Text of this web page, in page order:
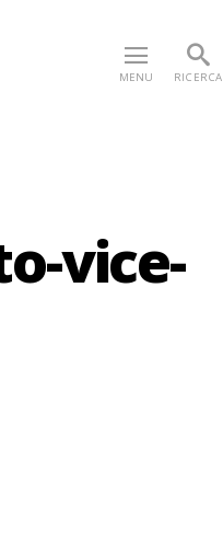
MENU RICERCA
vice-